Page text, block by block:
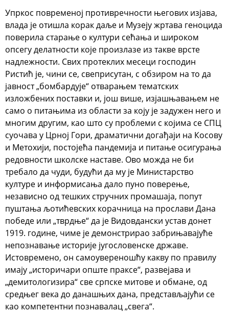
Упркос повременој противречности његових изјава,
влада је отишла корак даље и Музеју жртава геноцида
поверила старање о култури сећања и широком
опсегу делатности које произлазе из такве врсте
надлежности. Свих протеклих месеци господин
Ристић је, чини се, свеприсутан, с обзиром на то да
јавност „бомбардује“ отварањем тематских
изложбених поставки и, још више, изјашњавањем не
само о питањима из области за коју је задужен него и
многим другим, као што су проблеми с којима се СПЦ
суочава у Црној Гори, драматични догађаји на Косову
и Метохији, постојећа пандемија и питање осигурања
редовности школске наставе. Ово можда не би
требало да чуди, будући да му је Министарство
културе и информисања дало пуно поверење,
независно од тешких стручних промашаја, попут
пуштања љотићевских корачница на прослави Дана
победе или „тврдње“ да је Видовдански устав донет
1919. године, чиме је демонстрирао забрињавајуће
непознавање историје југословенске државе.
Истовремено, он самоувереношћу какву по правилу
имају „историчари опште праксе“, развејава и
„демитологизира“ све српске митове и обмане, од
средњег века до данашњих дана, представљајући се
као компетентни познавалац „свега“.